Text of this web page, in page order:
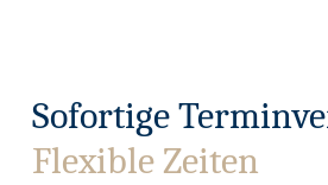
Sofortige
Flexible Zeiten